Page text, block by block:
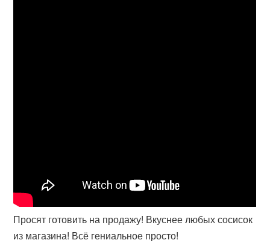
Просят готовить на продажу! Вкуснее любых сосисок
из магазина! Всё гениальное просто!